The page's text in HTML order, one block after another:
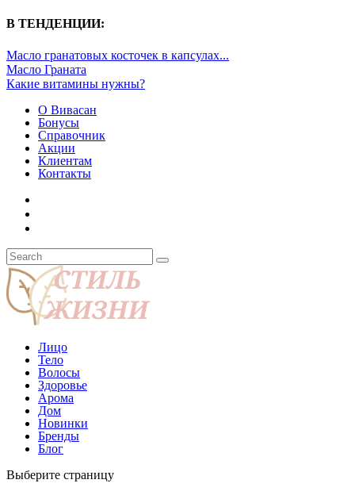
В ТЕНДЕНЦИИ:
Масло гранатовых косточек в капсулах...
Масло Граната
Какие витамины нужны?
О Вивасан
Бонусы
Справочник
Акции
Клиентам
Контакты
Лицо
Тело
Волосы
Здоровье
Арома
Дом
Новинки
Бренды
Блог
Выберите страницу